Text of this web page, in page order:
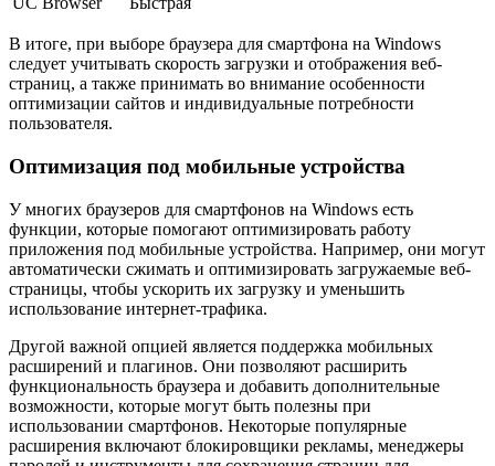
В итоге, при выборе браузера для смартфона на Windows
следует учитывать скорость загрузки и отображения веб-
страниц, а также принимать во внимание особенности
оптимизации сайтов и индивидуальные потребности
пользователя.
Оптимизация под мобильные устройства
У многих браузеров для смартфонов на Windows есть
функции, которые помогают оптимизировать работу
приложения под мобильные устройства. Например, они могут
автоматически сжимать и оптимизировать загружаемые веб-
страницы, чтобы ускорить их загрузку и уменьшить
использование интернет-трафика.
Другой важной опцией является поддержка мобильных
расширений и плагинов. Они позволяют расширить
функциональность браузера и добавить дополнительные
возможности, которые могут быть полезны при
использовании смартфонов. Некоторые популярные
расширения включают блокировщики рекламы, менеджеры